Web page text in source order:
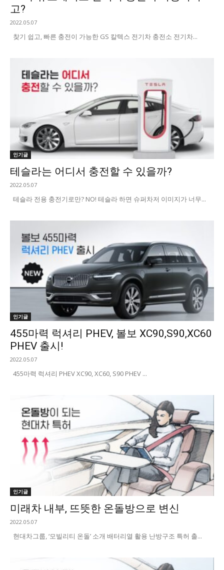
고?
2022.05.07
찾기 쉽고, 빠른 충전이 가능한 GS 칼텍스 전기차 충전소 전기차...
인기글
테슬라는 어디서 충전할 수 있을까?
2022.05.07
테슬라 전용 충전기로만? NO! 테슬라 하면 슈퍼차저 이미지가 너무...
인기글
455마력 럭셔리 PHEV, 볼보 XC90,S90,XC60
PHEV 출시!
2022.05.07
455마력 럭셔리 PHEV XC90, XC60, S90 PHEV ...
인기글
미래차 내부, 뜨뜻한 온돌방으로 변신
2022.05.07
현대차그룹, ‘모빌리티 온돌’ 소개 배터리열 활용 난방구조 특허 출...